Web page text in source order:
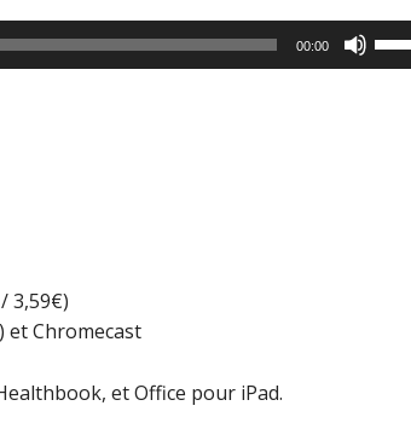
00:00
les
/ 3,59€)
et Chromecast
et Office pour iPad.